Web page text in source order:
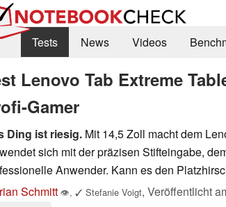
Tests
News Videos
Lenovo Tab Extreme
Gamer
Ding ist riesig. Mit 14,5 Zoll macht dem
sich mit der präzisen Stifteingabe,
Anwender. Kann es den
Schmitt 👁, ✓ Stefanie Voigt, Veröffentlicht